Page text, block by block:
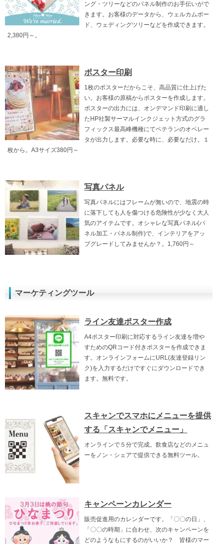
ング・ツリーなどのパネル制作のお手伝いがで
きます。お客様のデータから、ウェルカムボー
ド、ウェディングツリーなどを作成できます。
2,380円～。
ポスター印刷
1枚のポスターだからこそ、高品質に仕上げた
い。お客様の原稿からポスターを作成します。
ポスターの出力には、オンデマンド印刷に適し
たHP社製サーマルインクジェット方式のグラ
フィックス最高峰機種にてベテランのオペレー
タが出力します。必要な時に、必要なだけ。１
枚から。A3サイズ380円～
写真パネル
写真パネルにはフレームが無いので、地震の時
に落下しても人を傷つける危険性が少なく大人
気のアイテムです。オシャレな写真パネル(パ
ネル加工・パネル制作)で、インテリアをアッ
プグレードしてみませんか？。1,760円～
マーケティングツール
ライン友達ポスター作成
A4ポスター印刷に対応するライン友達を増や
すためのQRコード付きポスターを作成できま
す。オンラインフォームにURL(友達登録リン
ク)を入力するだけですぐにダウンロードでき
ます。無料です。
スキャンでスマホにメニューを提供
する「スキャンでメニュー」
オンラインで５分で完成。飲食店などのメニュ
ーをノン・シェアで提供できる無料ツール。
キャンペーンカレンダー
販売促進用のカレンダーです。「〇〇の日」、
「〇〇の時期」に合わせ、次のキャンペーンを
どのようなもにするのがいいか？ 皆様のマー